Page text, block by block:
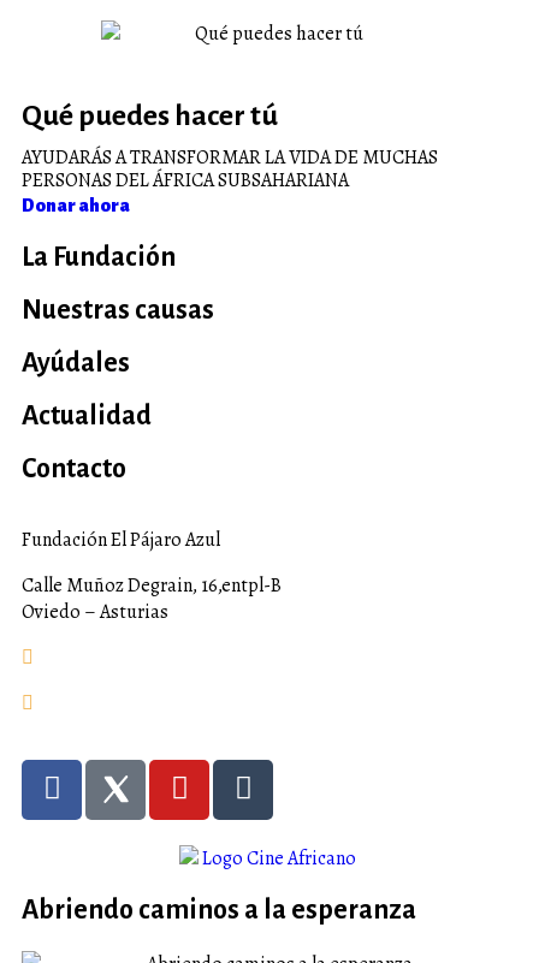
Qué puedes hacer tú
AYUDARÁS A TRANSFORMAR LA VIDA DE MUCHAS
PERSONAS DEL ÁFRICA SUBSAHARIANA
Donar ahora
La Fundación
Nuestras causas
Ayúdales
Actualidad
Contacto
Fundación El Pájaro Azul
Calle Muñoz Degrain, 16,entpl-B
Oviedo – Asturias
Abriendo caminos a la esperanza